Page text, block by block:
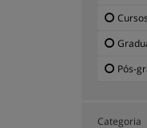
Pós-
Categoria